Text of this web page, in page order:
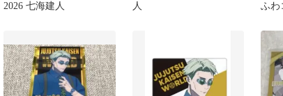
2026 七海建人
人
ふわ